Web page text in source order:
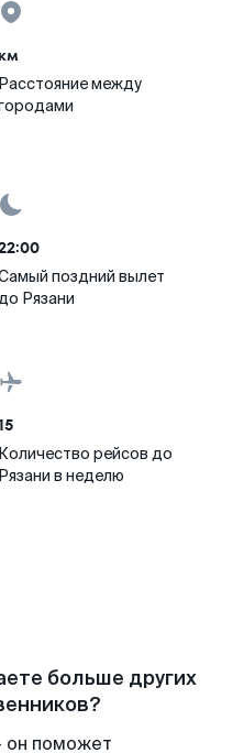
км
Расстояние между
поздний вылет
Рязани
Количество рейсов до
Рязани в неделю
больше других
он поможет